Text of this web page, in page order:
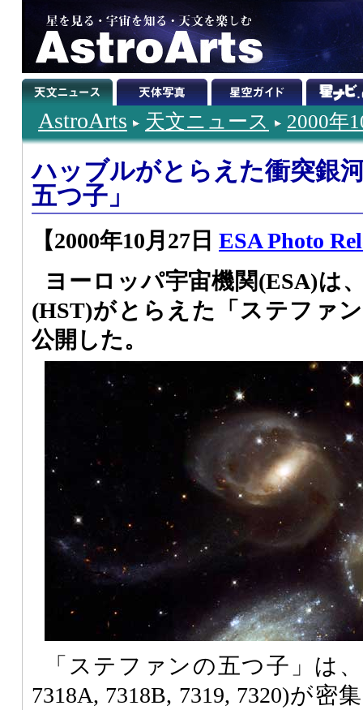
AstroArts 天文ニュース 2000年
ハッブルがとらえた衝突銀
五つ子」
【2000年10月27日 ESA Photo
ヨーロッパ宇宙機関(ESA)は
(HST)がとらえた「ステファ
公開した。
「ステファンの五つ子」は
7318A, 7318B, 7319, 7320)が